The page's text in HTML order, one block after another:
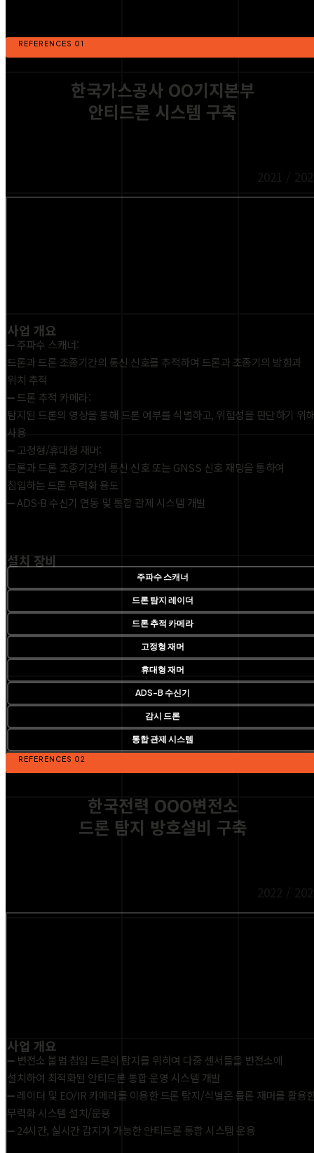
REFERENCES 01
한국가스공사 OO기지본부
안티드론 시스템 구축
사업 개요
➖ 주파수 스캐너:
드론과 드론 조종기간의 통신 신호를 추적하여 드론과 조종기의 방향과
위치 추적
➖ 드론 추적 카메라:
탐지된 드론의 영상을 통해 드론 여부를 식별하고, 위험성을 판단하기 위
사용
➖ 고정형/휴대형 재머:
드론과 드론 조종기간의 통신 신호 또는 GNSS 신호 재밍을 통하여
침입하는 드론 무력화 용도
➖ ADS-B 수신기 연동 및 통합 관제 시스템 개발
설치 장비
주파수 스캐너
드론 탐지 레이더
드론 추적 카메라
고정형 재머
휴대형 재머
ADS-B 수신기
감시 드론
통합 관제 시스템
REFERENCES 02
한국전력 OOO변전소
드론 탐지 방호설비 구축
사업 개요
➖ 변전소 불법 침입 드론의 탐지를 위하여 다중 센서들을 변전소에
설치하여 최적화된 안티드론 통합 운영 시스템 개발
➖ 레이더 및 EO/IR 카메라를 이용한 드론 탐지/식별은 물론 재머를 활용
무력화 시스템 설치/운용
➖ 24시간, 실시간 감지가 가능한 안티드론 통합 시스템 운용